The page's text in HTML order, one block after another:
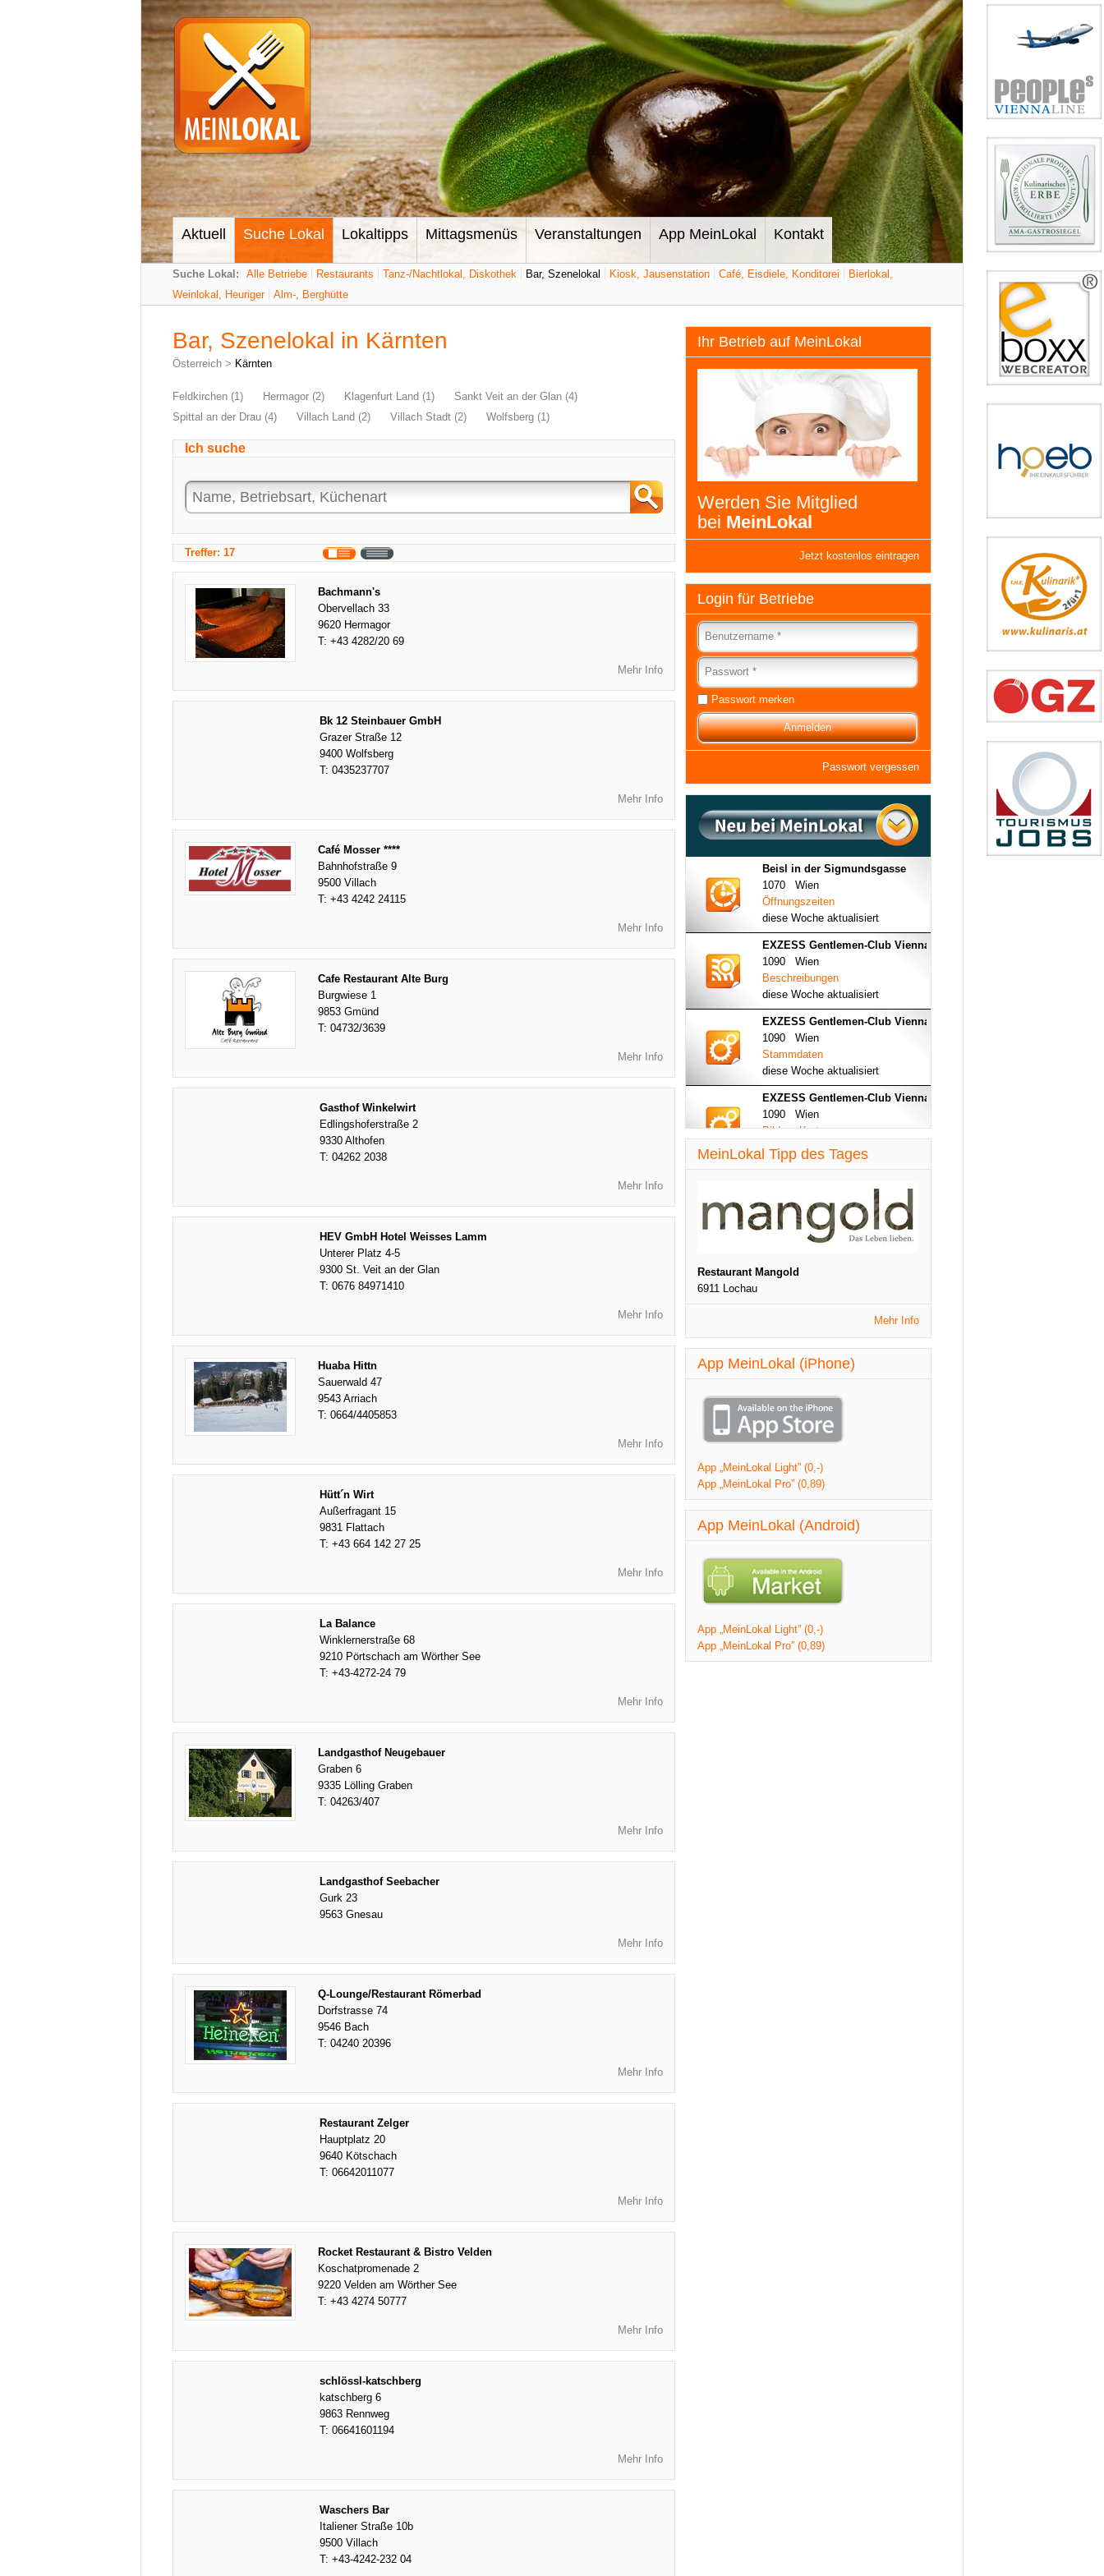
Aktuell Suche Lokal Lokaltipps Mittagsmenüs Veranstaltungen App MeinLokal Kontakt
Suche Lokal: Alle Betriebe Restaurants Tanz-/Nachtlokal, Diskothek Bar, Szenelokal Kiosk, Jausenstation Café, Eisdiele, Konditorei
Bierlokal,
Weinlokal, Heuriger
Alm-, Berghütte
Bar, Szenelokal in Kärnten
Österreich > Kärnten
Feldkirchen (1) Hermagor (2) Klagenfurt Land (1)
Sankt Veit an der Glan (4)
Spittal an der Drau (4)
Villach Land (2) Villach Stadt (2) Wolfsberg (1)
Ich suche
Treffer: 17
Bachmann's
Obervellach 33
9620 Hermagor
T: +43 4282/20 69
Mehr Info
Bk 12 Steinbauer GmbH
Grazer Straße 12
9400 Wolfsberg
T: 0435237707
Mehr Info
Café Mosser ****
Bahnhofstraße 9
9500 Villach
T: +43 4242 24115
Mehr Info
Cafe Restaurant Alte Burg
Burgwiese 1
9853 Gmünd
T: 04732/3639
Mehr Info
Gasthof Winkelwirt
Edlingshoferstraße 2
9330 Althofen
T: 04262 2038
Mehr Info
HEV GmbH Hotel Weisses Lamm
Unterer Platz 4-5
9300 St. Veit an der Glan
T: 0676 84971410
Mehr Info
Huaba Hittn
Sauerwald 47
9543 Arriach
T: 0664/4405853
Mehr Info
Hütt´n Wirt
Außerfragant 15
9831 Flattach
T: +43 664 142 27 25
Mehr Info
La Balance
Winklernerstraße 68
9210 Pörtschach am Wörther See
T: +43-4272-24 79
Mehr Info
Landgasthof Neugebauer
Graben 6
9335 Lölling Graben
T: 04263/407
Mehr Info
Landgasthof Seebacher
Gurk 23
9563 Gnesau
Mehr Info
Q-Lounge/Restaurant Römerbad
Dorfstrasse 74
9546 Bach
T: 04240 20396
Mehr Info
Restaurant Zelger
Hauptplatz 20
9640 Kötschach
T: 06642011077
Mehr Info
Rocket Restaurant & Bistro Velden
Koschatpromenade 2
9220 Velden am Wörther See
T: +43 4274 50777
Mehr Info
schlössl-katschberg
katschberg 6
9863 Rennweg
T: 06641601194
Mehr Info
Waschers Bar
Italiener Straße 10b
9500 Villach
T: +43-4242-232 04
Ihr Betrieb auf MeinLokal
Werden Sie Mitglied
bei MeinLokal
Jetzt kostenlos eintragen
Login für Betriebe
Passwort merken
Passwort vergessen
Beisl in der Sigmundsgasse
1070 Wien
Öffnungszeiten
diese Woche aktualisiert
EXZESS Gentlemen-Club Vienna
1090 Wien
Beschreibungen
diese Woche aktualisiert
EXZESS Gentlemen-Club Vienna
1090 Wien
Stammdaten
diese Woche aktualisiert
EXZESS Gentlemen-Club Vienna
1090 Wien
Bilder - Karte
diese Woche aktualisiert
Veranstaltungen
diese Woche aktualisiert
MeinLokal Tipp des Tages
Restaurant Mangold
6911 Lochau
Mehr Info
App MeinLokal (iPhone)
App „MeinLokal Light” (0,-)
App „MeinLokal Pro” (0,89)
App MeinLokal (Android)
App „MeinLokal Light” (0,-)
App „MeinLokal Pro” (0,89)